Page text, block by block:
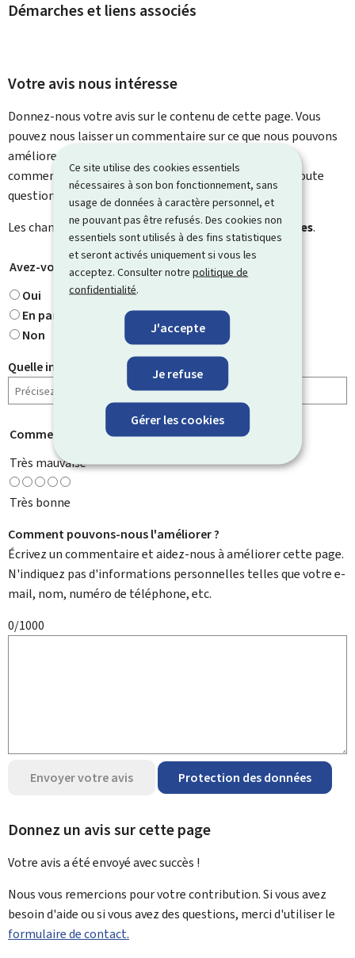
Ce site utilise des cookies essentiels
nécessaires à son bon fonctionnement, sans
usage de données à caractère personnel, et
ne pouvant pas être refusés. Des cookies non
essentiels sont utilisés à des fins statistiques
et seront activés uniquement si vous les
acceptez. Consulter notrepolitique de
confidentialité.
J'accepte
Je refuse
Gérer les cookies
Démarches et liens associés
Votre avis nous intéresse
Donnez-nous votre avis sur le contenu de cette page. Vous
pouvez nous laisser un commentaire sur ce que nous pouvons
améliorer. Vous ne recevrez pas de réponse à votre
commentaire. Utilisez le formulaire de contact pour toute
question particulière.
Les champs marqués d’une étoile ( * ) sontobligatoires.
Avez-vous trouvé ce que vous cherchiez ? *
Oui
En partie
Non
Quelle information cherchiez-vous ?
Comment évaluez-vous cette page ? *
Très mauvaise
Très bonne
Comment pouvons-nous l'améliorer ?
Écrivez un commentaire et aidez-nous à améliorer cette page.
N'indiquez pas d'informations personnelles telles que votre e-
mail, nom, numéro de téléphone, etc.
0/1000
Envoyer votre avis Protection des données
Donnez un avis sur cette page
Votre avis a été envoyé avecsuccès !
Nous vous remercions pour votre contribution. Si vous avez
besoin d'aide ou si vous avez des questions, merci d'utiliser le
formulaire de contact.